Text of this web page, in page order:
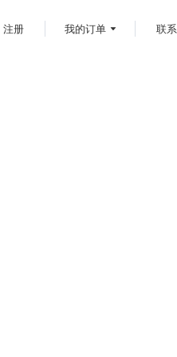
注册 我的订单 联